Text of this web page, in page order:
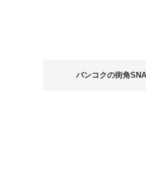
バンコクの街角